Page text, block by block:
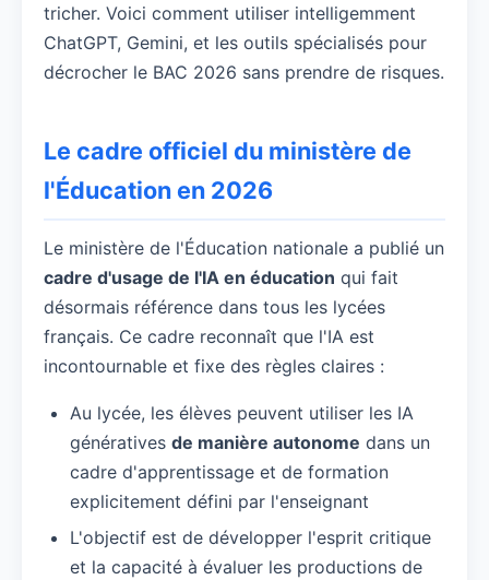
tricher. Voici comment utiliser intelligemment
ChatGPT, Gemini, et les outils spécialisés pour
décrocher le BAC 2026 sans prendre de risques.
Le cadre officiel du ministère de
l'Éducation en 2026
Le ministère de l'Éducation nationale a publié un
cadre d'usage de l'IA en éducation qui fait
désormais référence dans tous les lycées
français. Ce cadre reconnaît que l'IA est
incontournable et fixe des règles claires :
Au lycée, les élèves peuvent utiliser les IA
génératives de manière autonome dans un
cadre d'apprentissage et de formation
explicitement défini par l'enseignant
L'objectif est de développer l'esprit critique
et la capacité à évaluer les productions de